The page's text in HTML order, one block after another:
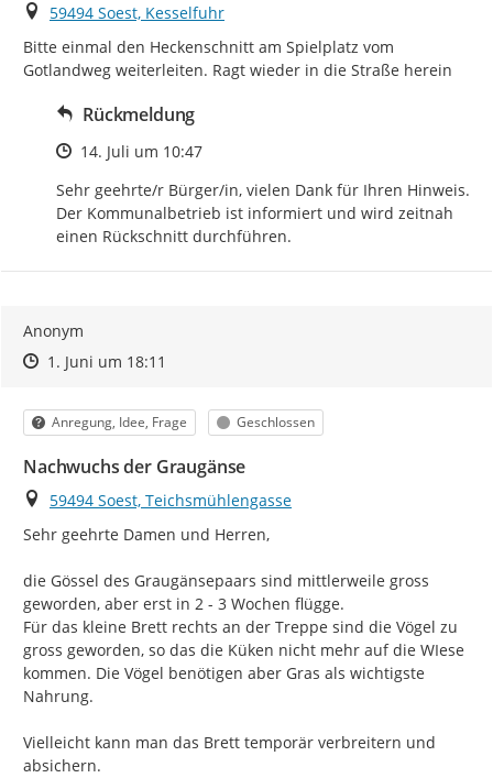
Ort
59494 Soest, Kesselfuhr
Bitte einmal den Heckenschnitt am Spielplatz vom
Gotlandweg weiterleiten. Ragt wieder in die Straße herein
Rückmeldung
Zeitpunkt des Erstellens
14. Juli um 10:47
Sehr geehrte/r Bürger/in, vielen Dank für Ihren Hinweis.
Der Kommunalbetrieb ist informiert und wird zeitnah
einen Rückschnitt durchführen.
Anonym
Zeitpunkt des Erstellens
Zeitpunkt des Erstellens
1. Juni um 18:11
Kategorie
Anregung, Idee, Frage Status
Geschlossen
Nachwuchs der Graugänse
Ort
59494 Soest, Teichsmühlengasse
Sehr geehrte Damen und Herren,
die Gössel des Graugänsepaars sind mittlerweile gross
geworden, aber erst in 2 - 3 Wochen flügge.
Für das kleine Brett rechts an der Treppe sind die Vögel zu
gross geworden, so das die Küken nicht mehr auf die WIese
kommen. Die Vögel benötigen aber Gras als wichtigste
Nahrung.
Vielleicht kann man das Brett temporär verbreitern und
absichern.